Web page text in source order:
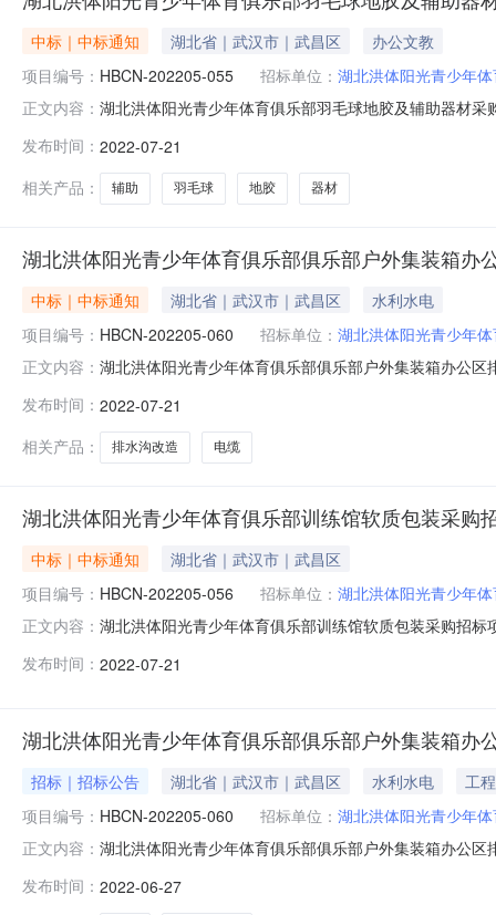
中标｜中标通知 湖北省｜武汉市｜武昌区
办公文教
项目编号： HBCN-202205-055 招标单位： 湖北洪体阳光青少年
正文内容： 湖北洪体阳光青少年体育俱乐部羽毛球地胶及辅助器材
￥12.888000万元（人民币）联系人及联系方式：项目
昌区体育馆
发布时间： 2022-07-21
相关产品：
辅助 羽毛球 地胶 器材
湖北洪体阳光青少年体育俱乐部俱乐部户外集装箱办
中标｜中标通知 湖北省｜武汉市｜武昌区
水利水电
项目编号： HBCN-202205-060 招标单位： 湖北洪体阳光青少年
正文内容： 湖北洪体阳光青少年体育俱乐部俱乐部户外集装箱办公
童梦慧胡陵陵代永治总成交金额￥19.580000万元（人
部
发布时间： 2022-07-21
相关产品：
排水沟改造 电缆
湖北洪体阳光青少年体育俱乐部训练馆软质包装采购
中标｜中标通知
湖北省｜武汉市｜武昌区
项目编号： HBCN-202205-056 招标单位： 湖北洪体阳光青少年
正文内容： 湖北洪体阳光青少年体育俱乐部训练馆软质包装采购招
四、主要标的信息序号供应商名称工程名称施工范围施
发布时间： 2022-07-21
湖北洪体阳光青少年体育俱乐部俱乐部户外集装箱办
招标｜招标公告 湖北省｜武汉市｜武昌区 水利水电
工程
项目编号： HBCN-202205-060 招标单位： 湖北洪体阳光青少年
正文内容： 湖北洪体阳光青少年体育俱乐部俱乐部户外集装箱办公
年07月04日每日上午:8:30至12:00下午:14:30至17:00（
发布时间： 2022-06-27